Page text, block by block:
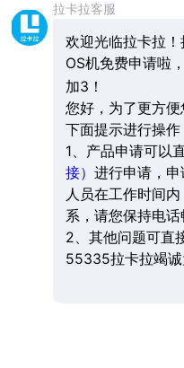
拉卡拉客服
欢迎光临拉卡拉
OS机免费申请啦
加3！
您好，为了更方
下面提示进行操作
1、产品申请可以
接） 进行申请，
人员在工作时间
系，请您保持电话
2、其他问题可直
55335拉卡拉竭诚